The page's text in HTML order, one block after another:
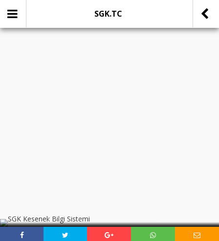
SGK.TC
SOSYAL MEDYADA PAYLAŞ